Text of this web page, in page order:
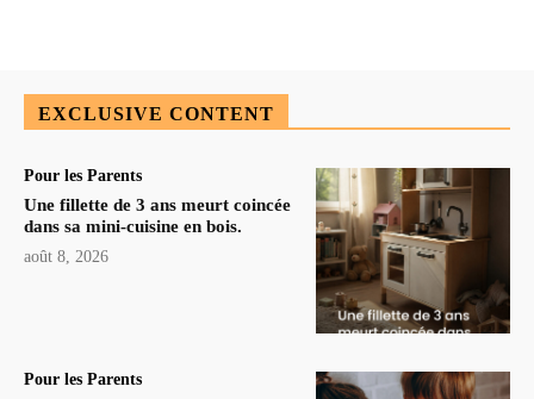
EXCLUSIVE CONTENT
Pour les Parents
Une fillette de 3 ans meurt coincée
dans sa mini-cuisine en bois.
août 8, 2026
Pour les Parents